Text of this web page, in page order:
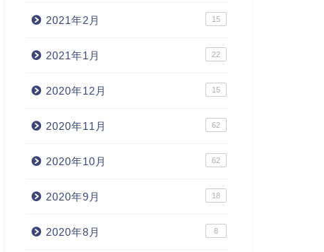
2021年2月 15
2021年1月 22
2020年12月 15
2020年11月 62
2020年10月 62
2020年9月 18
2020年8月 8